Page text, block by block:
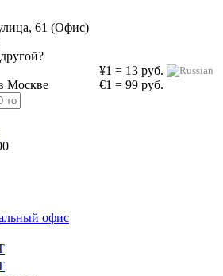
61 (Офис)
¥1 = 13 руб.
€1 = 99 руб.
Москве
офис